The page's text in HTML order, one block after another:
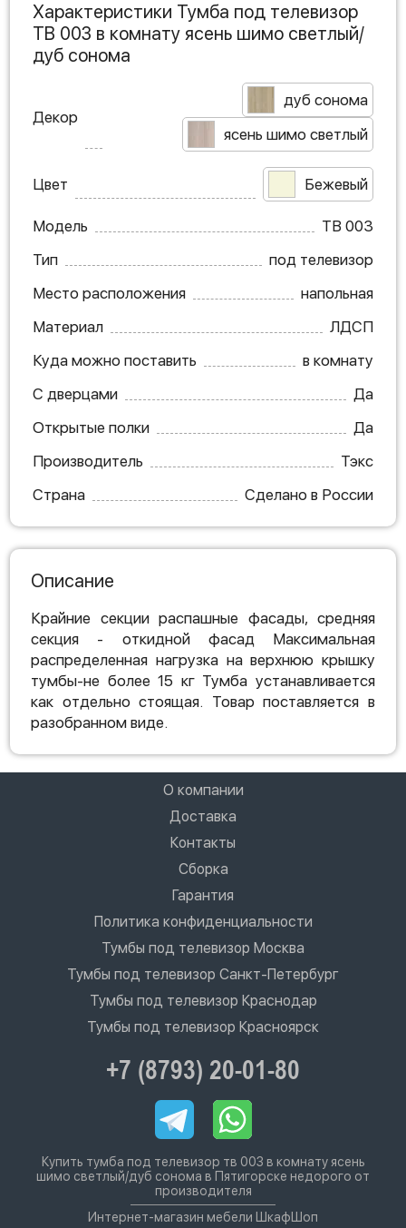
Характеристики Тумба под телевизор
ТВ 003 в комнату ясень шимо светлый/
дуб сонома
Декор
дуб сонома
ясень шимо светлый
Цвет Бежевый
Модель
ТВ 003
Тип
под телевизор
Место расположения
напольная
Материал
ЛДСП
Куда можно поставить
в комнату
С дверцами
Да
Открытые полки
Да
Производитель
Тэкс
Страна
Сделано в России
Описание
Крайние секции распашные фасады, средняя
секция - откидной фасад Максимальная
распределенная нагрузка на верхнюю крышку
тумбы-не более 15 кг Тумба устанавливается
как отдельно стоящая. Товар поставляется в
разобранном виде.
О компании
Доставка
Контакты
Сборка
Гарантия
Политика конфиденциальности
Тумбы под телевизор Москва
Тумбы под телевизор Санкт-Петербург
Тумбы под телевизор Краснодар
Тумбы под телевизор Красноярск
+7 (8793) 20-01-80
Купить тумба под телевизор тв 003 в комнату ясень
шимо светлый/дуб сонома в Пятигорске недорого от
производителя
Интернет-магазин мебели ШкафШоп